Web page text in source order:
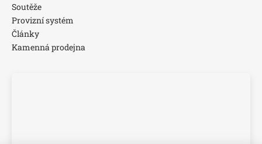
Soutěže
Provizní systém
Články
Kamenná prodejna